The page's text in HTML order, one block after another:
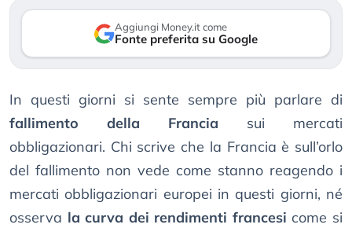
Aggiungi Money.it come
Fonte preferita su Google
In questi giorni si sente sempre più parlare di
fallimento della Francia sui mercati
obbligazionari. Chi scrive che la Francia è sull’orlo
del fallimento non vede come stanno reagendo i
mercati obbligazionari europei in questi giorni, né
osserva la curva dei rendimenti francesi come si